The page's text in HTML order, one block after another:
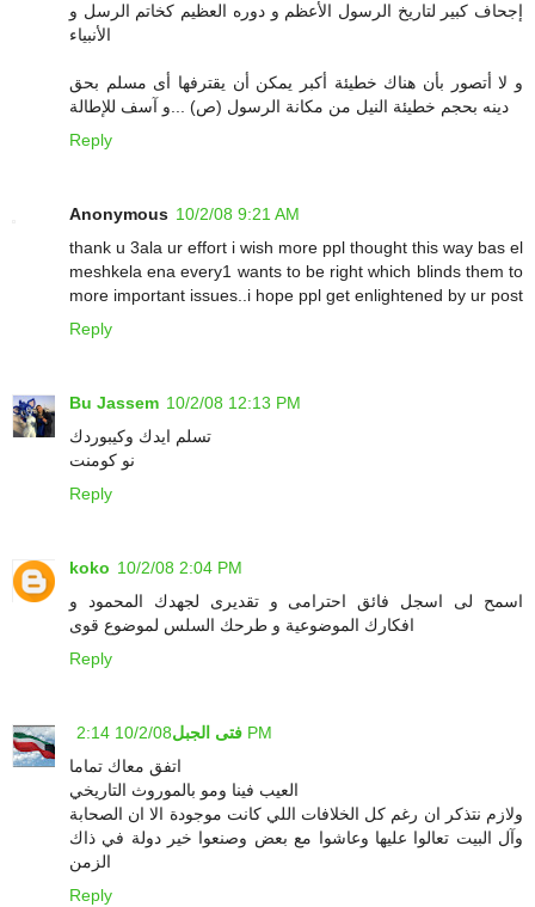
إجحاف كبير لتاريخ الرسول الأعظم و دوره العظيم كخاتم الرسل و
الأنبياء
و لا أتصور بأن هناك خطيئة أكبر يمكن أن يقترفها أى مسلم بحق
دينه بحجم خطيئة النيل من مكانة الرسول (ص) ...و آسف للإطالة
Reply
Anonymous 10/2/08 9:21 AM
thank u 3ala ur effort i wish more ppl thought this way bas el
meshkela ena every1 wants to be right which blinds them to
more important issues..i hope ppl get enlightened by ur post
Reply
Bu Jassem 10/2/08 12:13 PM
تسلم ايدك وكيبوردك
نو كومنت
Reply
koko 10/2/08 2:04 PM
اسمح لى اسجل فائق احترامى و تقديرى لجهدك المحمود و
افكارك الموضوعية و طرحك السلس لموضوع قوى
Reply
فتى الجبل 10/2/08 2:14 PM
اتفق معاك تماما
العيب فينا ومو بالموروث التاريخي
ولازم نتذكر ان رغم كل الخلافات اللي كانت موجودة الا ان الصحابة
وآل البيت تعالوا عليها وعاشوا مع بعض وصنعوا خير دولة في ذاك
الزمن
Reply